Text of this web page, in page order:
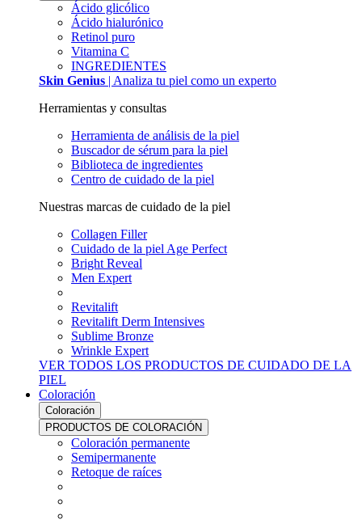
Ácido glicólico
Ácido hialurónico
Retinol puro
Vitamina C
INGREDIENTES
Skin Genius | Analiza tu piel como un experto
Herramientas y consultas
Herramienta de análisis de la piel
Buscador de sérum para la piel
Biblioteca de ingredientes
Centro de cuidado de la piel
Nuestras marcas de cuidado de la piel
Collagen Filler
Cuidado de la piel Age Perfect
Bright Reveal
Men Expert
Revitalift
Revitalift Derm Intensives
Sublime Bronze
Wrinkle Expert
VER TODOS LOS PRODUCTOS DE CUIDADO DE LA
PIEL
Coloración
Coloración
PRODUCTOS DE COLORACIÓN
Coloración permanente
Semipermanente
Retoque de raíces